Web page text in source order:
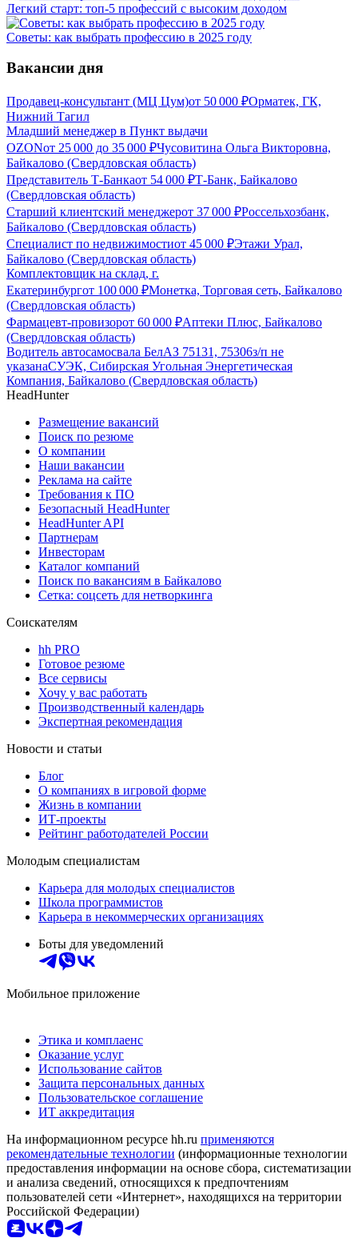
Легкий старт: топ-5 профессий с высоким доходом
Советы: как выбрать профессию в 2025 году
Вакансии дня
Продавец-консультант (МЦ Цум)от 50 000 ₽Орматек, ГК,
Нижний Тагил
Младший менеджер в Пункт выдачи
OZONот 25 000 до 35 000 ₽Чусовитина Ольга Викторовна,
Байкалово (Свердловская область)
Представитель Т-Банкаот 54 000 ₽Т-Банк, Байкалово
(Свердловская область)
Старший клиентский менеджерот 37 000 ₽Россельхозбанк,
Байкалово (Свердловская область)
Специалист по недвижимостиот 45 000 ₽Этажи Урал,
Байкалово (Свердловская область)
Комплектовщик на склад, г.
Екатеринбургот 100 000 ₽Монетка, Торговая сеть, Байкалово
(Свердловская область)
Фармацевт-провизорот 60 000 ₽Аптеки Плюс, Байкалово
(Свердловская область)
Водитель автосамосвала БелАЗ 75131, 75306з/п не
указанаСУЭК, Сибирская Угольная Энергетическая
Компания, Байкалово (Свердловская область)
HeadHunter
Размещение вакансий
Поиск по резюме
О компании
Наши вакансии
Реклама на сайте
Требования к ПО
Безопасный HeadHunter
HeadHunter API
Партнерам
Инвесторам
Каталог компаний
Поиск по вакансиям в Байкалово
Сетка: соцсеть для нетворкинга
Соискателям
hh PRO
Готовое резюме
Все сервисы
Хочу у вас работать
Производственный календарь
Экспертная рекомендация
Новости и статьи
Блог
О компаниях в игровой форме
Жизнь в компании
ИТ-проекты
Рейтинг работодателей России
Молодым специалистам
Карьера для молодых специалистов
Школа программистов
Карьера в некоммерческих организациях
Боты для уведомлений
Мобильное приложение
Этика и комплаенс
Оказание услуг
Использование сайтов
Защита персональных данных
Пользовательское соглашение
ИТ аккредитация
На информационном ресурсе hh.ru применяются
рекомендательные технологии (информационные технологии
предоставления информации на основе сбора, систематизации
и анализа сведений, относящихся к предпочтениям
пользователей сети «Интернет», находящихся на территории
Российской Федерации)